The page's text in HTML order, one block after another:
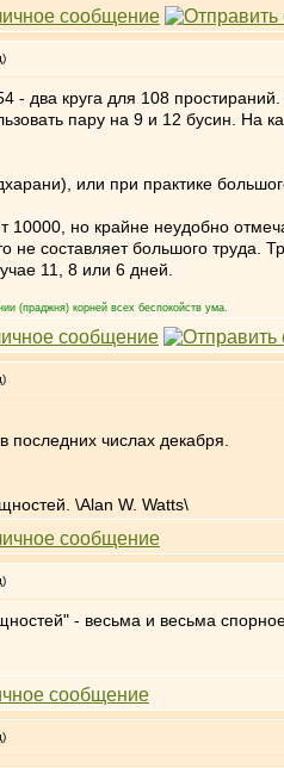
два круга для 108
пару на 9 и 12 бусин. На
или при практике
но крайне неудобно
не составляет большого
11, 8 или 6 дней.
(праджня) корней всех беспокойств ума.
последних числах декабря.
\Alan W. Watts\
- весьма и весьма